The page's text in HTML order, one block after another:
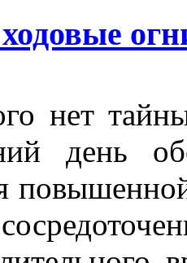
нет
день